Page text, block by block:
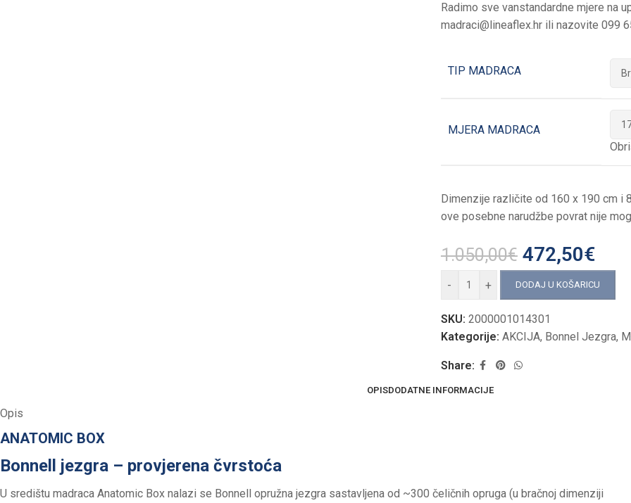
Radimo sve vanstandardne mjere na
madraci@lineaflex.hr ili nazovite 099
TIP MADRACA
MJERA MADRACA
Dimenzije različite od 160 x 190 cm i
ove posebne narudžbe povrat nije
1.050,00€ 472,50€
- + DODAJ U KOŠARICU
SKU: 2000001014301
Kategorije: AKCIJA, Bonnel Jezgra,
Share:
OPISDODATNE INFORMACIJE
Opis
ANATOMIC BOX
Bonnell jezgra – provjerena čvrstoća
U središtu madraca Anatomic Box nalazi se Bonnell opružna jezgra sastavljena od ~300 čeličnih opruga (u bračnoj dimenziji